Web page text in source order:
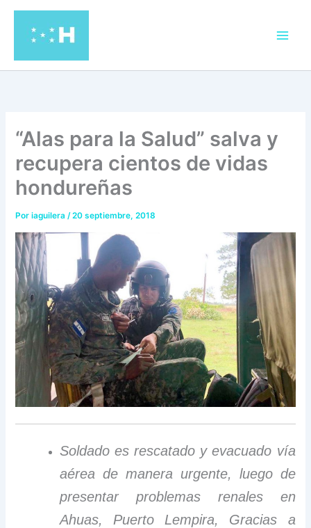
contenido
“Alas para la Salud” salva y
recupera cientos de vidas
hondureñas
Poriaguilera/20 septiembre, 2018
Soldado es rescatado y evacuado vía
aérea de manera urgente, luego de
presentar problemas renales en
Ahuas, Puerto Lempira, Gracias a